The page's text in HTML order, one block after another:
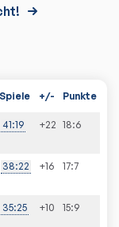
Spiele +/- Punkte
41:19 +22 18:6
38:22 +16 17:7
35:25 +10 15:9